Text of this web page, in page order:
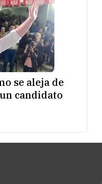
se aleja de
candidato